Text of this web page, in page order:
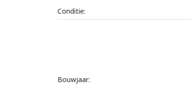
Conditie:
Bouwjaar: